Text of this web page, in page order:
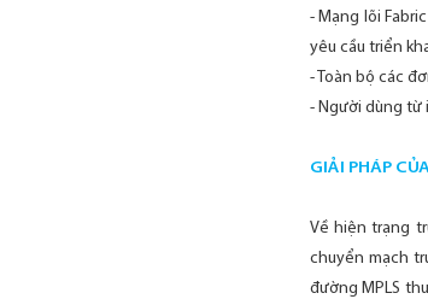
- Mạng lõi
yêu cầu triển
- Toàn bộ các
- Người dùng từ
GIẢI PHÁP
Về hiện trạng
chuyển mạch
đường MPLS